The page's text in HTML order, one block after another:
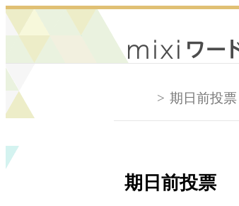
期日前投票
期日前投票